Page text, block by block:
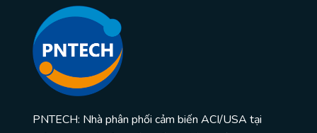
PNTECH: Nhà phân phối cảm biến ACI/USA tại